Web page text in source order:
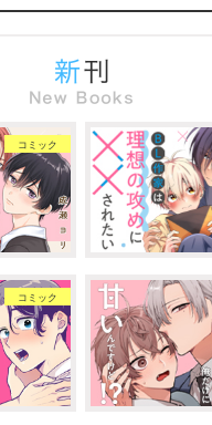
コミック
コミック